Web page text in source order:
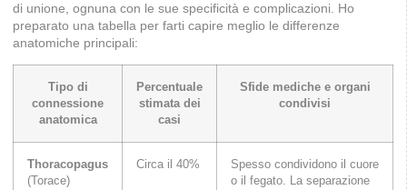
di unione, ognuna con le sue specificità e complicazioni. Ho
preparato una tabella per farti capire meglio le differenze
anatomiche principali:
Tipo di
connessione
anatomica
Percentuale
stimata dei
casi
Sfide mediche e organi
condivisi
Thoracopagus
(Torace)
Circa il 40%
Spesso condividono il cuore
o il fegato. La separazione